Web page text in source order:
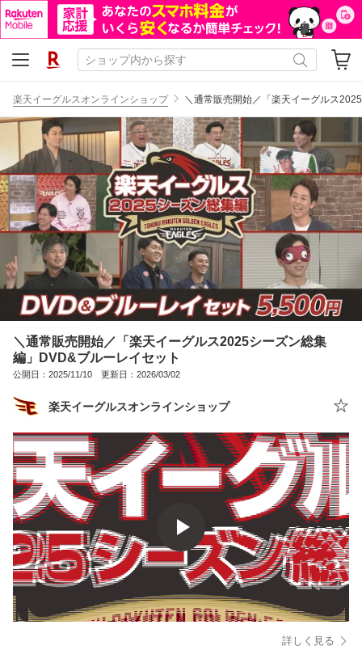
楽天イーグルスオンラインショップ ＼通常販売開始／「楽天イーグルス
＼通常販売開始／「楽天イーグルス2025シーズン総集
編」DVD&ブルーレイセット
公開日：2025/11/10 更新日：2026/03/02
楽天イーグルスオンラインショップ
詳しく見る